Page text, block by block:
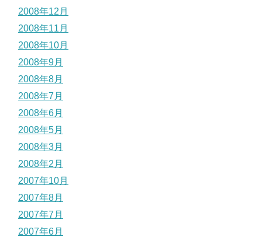
2008年12月
2008年11月
2008年10月
2008年9月
2008年8月
2008年7月
2008年6月
2008年5月
2008年3月
2008年2月
2007年10月
2007年8月
2007年7月
2007年6月